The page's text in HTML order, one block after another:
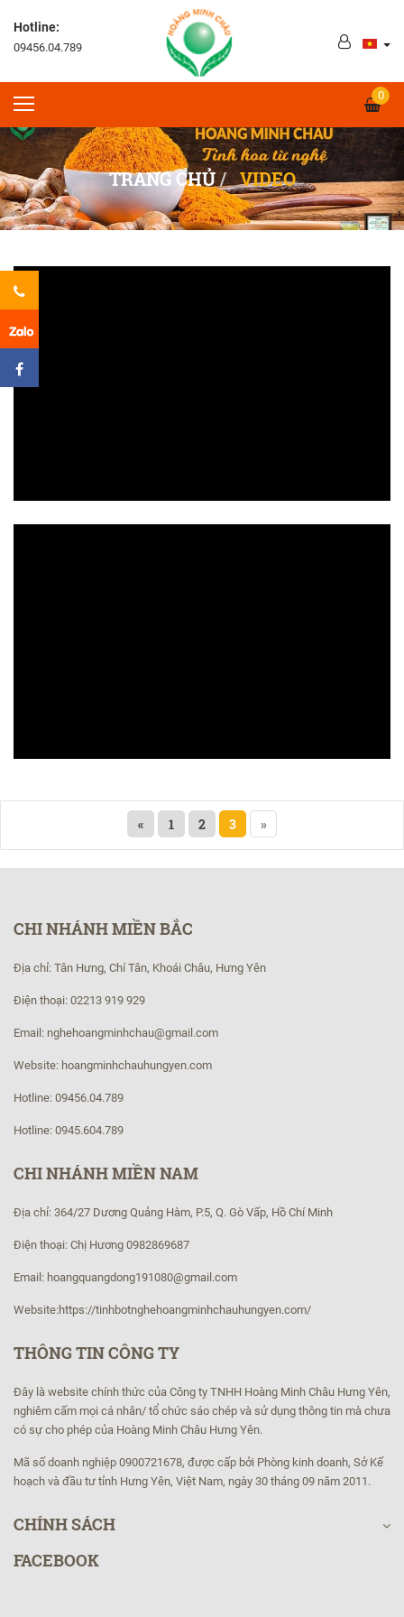
Hotline:
09456.04.789
0
TRANG CHỦ VIDEO
« 1 2 3 »
CHI NHÁNH MIỀN BẮC
Địa chỉ: Tân Hưng, Chí Tân, Khoái Châu, Hưng Yên
Điện thoại: 02213 919 929
Email: nghehoangminhchau@gmail.com
Website: hoangminhchauhungyen.com
Hotline: 09456.04.789
Hotline: 0945.604.789
CHI NHÁNH MIỀN NAM
Địa chỉ: 364/27 Dương Quảng Hàm, P.5, Q. Gò Vấp, Hồ Chí Minh
Điện thoại: Chị Hương 0982869687
Email: hoangquangdong191080@gmail.com
Website:https://tinhbotnghehoangminhchauhungyen.com/
THÔNG TIN CÔNG TY
Đây là website chính thức của Công ty TNHH Hoàng Minh Châu Hưng Yên,
nghiêm cấm mọi cá nhân/ tổ chức sáo chép và sử dụng thông tin mà chưa
có sự cho phép của Hoàng Minh Châu Hưng Yên.
Mã số doanh nghiệp 0900721678, được cấp bởi Phòng kinh doanh, Sở Kế
hoạch và đầu tư tỉnh Hưng Yên, Việt Nam, ngày 30 tháng 09 năm 2011.
CHÍNH SÁCH
FACEBOOK